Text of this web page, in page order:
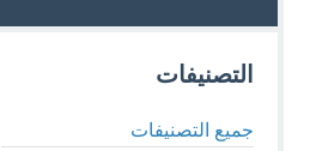
التصنيفات
جميع التصنيفات